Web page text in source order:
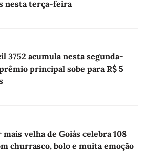
nesta terça-feira
3752 acumula nesta segunda-
principal sobe para R$ 5
velha de Goiás celebra 108
churrasco, bolo e muita emoção